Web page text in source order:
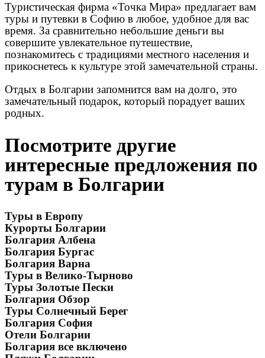
Туристическая фирма «Точка Мира» предлагает вам
туры и путевки в Софию в любое, удобное для вас
время. За сравнительно небольшие деньги вы
совершите увлекательное путешествие,
познакомитесь с традициями местного населения и
прикоснетесь к культуре этой замечательной страны.
Отдых в Болгарии запомнится вам на долго, это
замечательный подарок, который порадует ваших
родных.
Посмотрите другие
интересные предложения по
турам в Болгарии
Туры в Европу
Курорты Болгарии
Болгария Албена
Болгария Бургас
Болгария Варна
Туры в Велико-Тырново
Туры Золотые Пески
Болгария Обзор
Туры Солнечный Берег
Болгария София
Отели Болгарии
Болгария все включено